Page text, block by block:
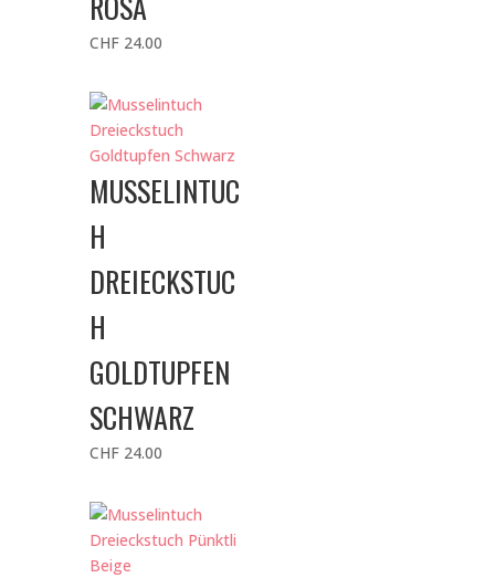
CHF24.00
MUSSELINTUC
H
DREIECKSTUC
H
GOLDTUPFEN
SCHWARZ
CHF24.00